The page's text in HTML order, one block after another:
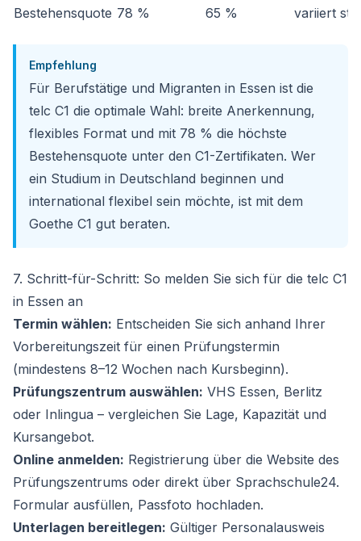
Bestehensquote 78 % 65 % variiert
Empfehlung
Für Berufstätige und Migranten in Essen ist die
telc C1 die optimale Wahl: breite Anerkennung,
flexibles Format und mit 78 % die höchste
Bestehensquote unter den C1-Zertifikaten. Wer
ein Studium in Deutschland beginnen und
international flexibel sein möchte, ist mit dem
Goethe C1 gut beraten.
7. Schritt-für-Schritt: So melden Sie sich für die telc C1
in Essen an
Termin wählen: Entscheiden Sie sich anhand Ihrer
Vorbereitungszeit für einen Prüfungstermin
(mindestens 8–12 Wochen nach Kursbeginn).
Prüfungszentrum auswählen: VHS Essen, Berlitz
oder Inlingua – vergleichen Sie Lage, Kapazität und
Kursangebot.
Online anmelden: Registrierung über die Website des
Prüfungszentrums oder direkt über Sprachschule24.
Formular ausfüllen, Passfoto hochladen.
Unterlagen bereitlegen: Gültiger Personalausweis